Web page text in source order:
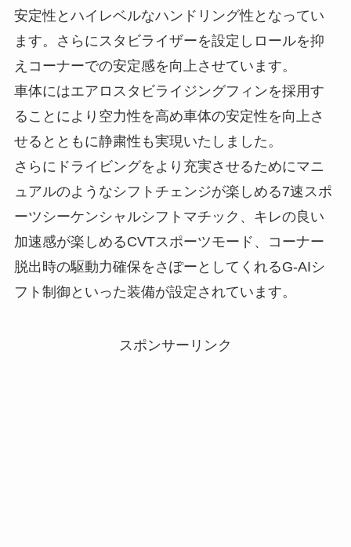
安定性とハイレベルなハンドリング性となってい
ます。さらにスタビライザーを設定しロールを抑
えコーナーでの安定感を向上させています。
車体にはエアロスタビライジングフィンを採用す
ることにより空力性を高め車体の安定性を向上さ
せるとともに静粛性も実現いたしました。
さらにドライビングをより充実させるためにマニ
ュアルのようなシフトチェンジが楽しめる7速スポ
ーツシーケンシャルシフトマチック、キレの良い
加速感が楽しめるCVTスポーツモード、コーナー
脱出時の駆動力確保をさぽーとしてくれるG-AIシ
フト制御といった装備が設定されています。
スポンサーリンク